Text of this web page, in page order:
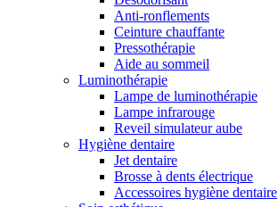
Anti-ronflements
Ceinture chauffante
Pressothérapie
Aide au sommeil
Luminothérapie
Lampe de luminothérapie
Lampe infrarouge
Reveil simulateur aube
Hygiène dentaire
Jet dentaire
Brosse à dents électrique
Accessoires hygiène dentaire